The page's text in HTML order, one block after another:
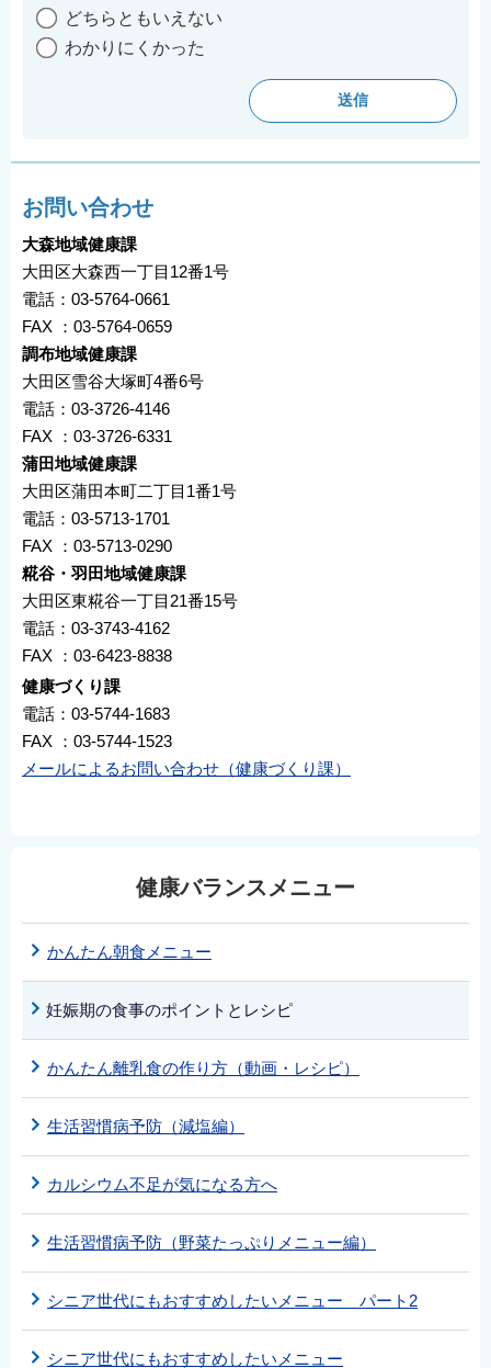
どちらともいえない
わかりにくかった
お問い合わせ
大森地域健康課
大田区大森西一丁目12番1号
電話：03-5764-0661
FAX ：03-5764-0659
調布地域健康課
大田区雪谷大塚町4番6号
電話：03-3726-4146
FAX ：03-3726-6331
蒲田地域健康課
大田区蒲田本町二丁目1番1号
電話：03-5713-1701
FAX ：03-5713-0290
糀谷・羽田地域健康課
大田区東糀谷一丁目21番15号
電話：03-3743-4162
FAX ：03-6423-8838
健康づくり課
電話：03-5744-1683
FAX ：03-5744-1523
メールによるお問い合わせ（健康づくり課）
健康バランスメニュー
かんたん朝食メニュー
妊娠期の食事のポイントとレシピ
かんたん離乳食の作り方（動画・レシピ）
生活習慣病予防（減塩編）
カルシウム不足が気になる方へ
生活習慣病予防（野菜たっぷりメニュー編）
シニア世代にもおすすめしたいメニュー パート2
シニア世代にもおすすめしたいメニュー